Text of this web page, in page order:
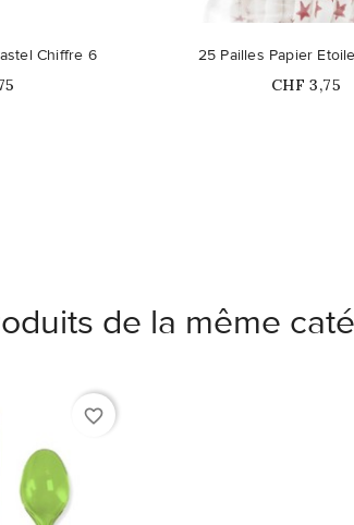
Chiffre 6
25 Pailles Papier
Prix
CHF 3,75
de la même
favorite_border